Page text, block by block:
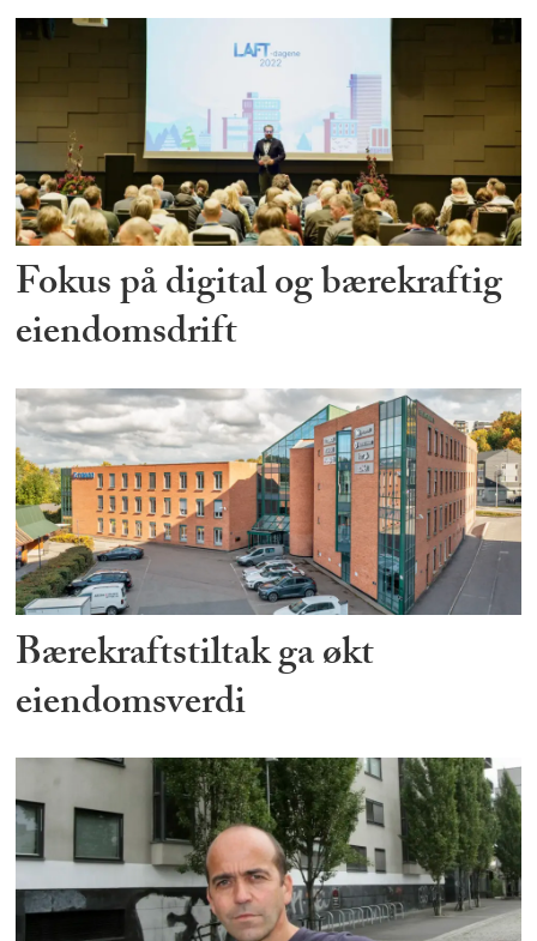
Fokus på digital og bærekraftig
eiendomsdrift
Bærekraftstiltak ga økt
eiendomsverdi